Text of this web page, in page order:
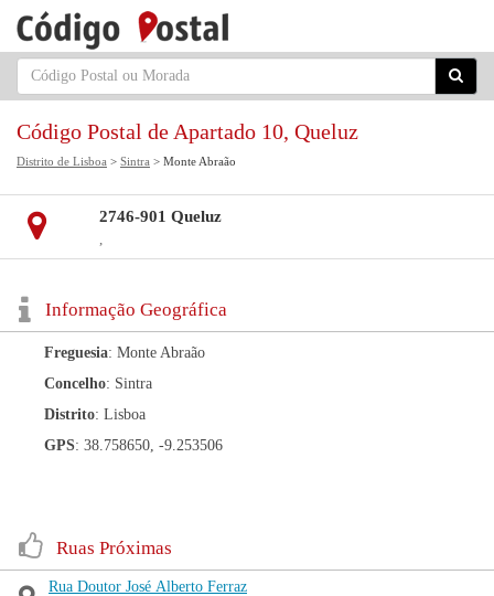
Código Postal de Apartado 10, Queluz
Distrito de Lisboa > Sintra > Monte Abraão
2746-901 Queluz
,
Informação Geográfica
Freguesia: Monte Abraão
Concelho: Sintra
Distrito: Lisboa
GPS: 38.758650, -9.253506
Ruas Próximas
Rua Doutor José Alberto Ferraz